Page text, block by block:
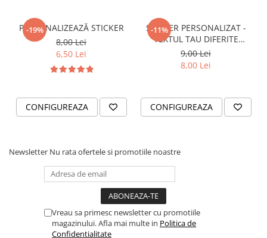
STICKERE PERSONALIZATE
PRODUSE PERSONALIZATE FIRME
CARTI DE VIZITA
PLACUTE INFORMATIVE
TRICOURI MĂRCI AUTO
TRICOURI AUDI
TRICOURI DACIA
TRICOURI FORD
-19%
PERSONALIZEAZĂ STICKER
8,00 Lei
6,50 Lei
CONFIGUREAZA
-11%
STICKER PERSONALIZAT -
TEXTUL TAU DIFERITE
FONTURI
9,00 Lei
8,00 Lei
CONFIGUREAZA
Newsletter Nu rata ofertele si promotiile noastre
Vreau sa primesc newsletter cu promotiile
magazinului. Afla mai multe in Politica de
Confidentialitate